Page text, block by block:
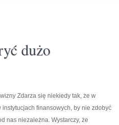
dużo
Zdarza się niekiedy tak, że w
finansowych, by nie zdobyć
nas niezależna. Wystarczy, że